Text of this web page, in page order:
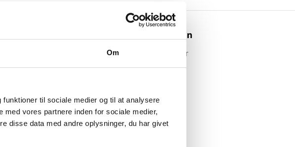
Om
til sociale medier og til at analysere
vores partnere inden for sociale medier,
disse data med andre oplysninger, du har givet
Webshoppen
Alle produkter